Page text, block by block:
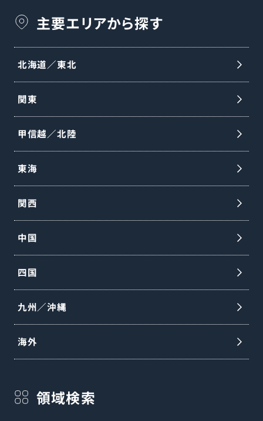
主要エリアから探す
北海道／東北
関東
甲信越／北陸
東海
関西
中国
四国
九州／沖縄
海外
領域検索